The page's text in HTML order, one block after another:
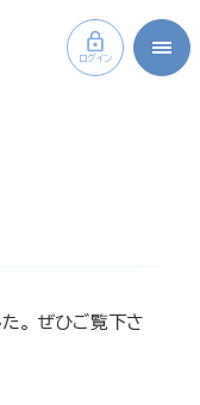
ログイン
。 ぜひご覧下さ